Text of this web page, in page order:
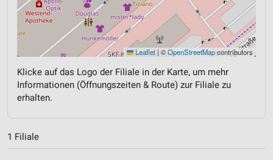
Leaflet |©OpenStreetMapcontributors
Klicke auf das Logo der Filiale in der Karte, um mehr
Informationen (Öffnungszeiten & Route) zur Filiale zu
erhalten.
1 Filiale